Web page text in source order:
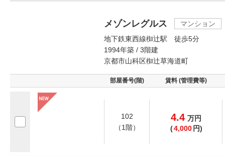
メゾンレグルス
マンション
地下鉄東西線椥辻駅 徒歩5分
1994年築 / 3階建
京都市山科区椥辻草海道町
部屋番号(階) 賃料 (管理費等)
102
（1階）
4.4 万円
(4,000 円)